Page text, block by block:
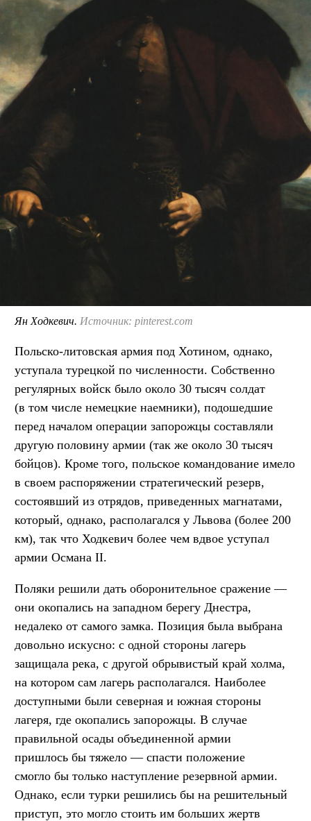
Ян Ходкевич. Источник: pinterest.com
Польско-литовская армия под Хотином, однако,
уступала турецкой по численности. Собственно
регулярных войск было около 30 тысяч солдат
(в том числе немецкие наемники), подошедшие
перед началом операции запорожцы составляли
другую половину армии (так же около 30 тысяч
бойцов). Кроме того, польское командование имело
в своем распоряжении стратегический резерв,
состоявший из отрядов, приведенных магнатами,
который, однако, располагался у Львова (более 200
км), так что Ходкевич более чем вдвое уступал
армии Османа II.
Поляки решили дать оборонительное сражение —
они окопались на западном берегу Днестра,
недалеко от самого замка. Позиция была выбрана
довольно искусно: с одной стороны лагерь
защищала река, с другой обрывистый край холма,
на котором сам лагерь располагался. Наиболее
доступными были северная и южная стороны
лагеря, где окопались запорожцы. В случае
правильной осады объединенной армии
пришлось бы тяжело — спасти положение
смогло бы только наступление резервной армии.
Однако, если турки решились бы на решительный
приступ, это могло стоить им больших жертв